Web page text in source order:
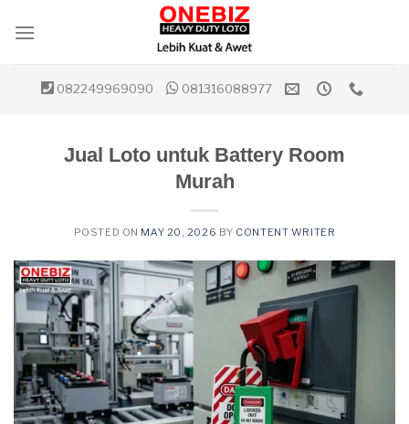
082249969090 081316088977
Jual Loto untuk Battery Room
Murah
POSTED ON MAY 20, 2026 BY CONTENT WRITER